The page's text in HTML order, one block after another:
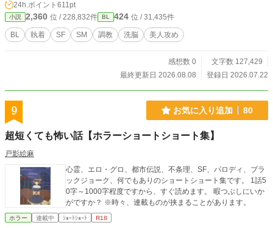
✩.*˚登場人物✩.*˚ マイト・エブラハム 23歳 身長186cm 金髪
にダークブルーの瞳を持つ青年。 快活で豪胆な性格の宇宙海
賊。若くして名門海賊団《エブラハム・ロジャー》の船長を
継ぎ、仲間たちから厚い信頼を集めている。 歴史ある海賊団
（？）を持つ、美貌の謎多き男。 片目を黒い布で覆い、《ブ
ラック・シールド》と呼ばれる無敵の海賊団を率いる船長。
ー》を執拗に追い続けているが、その目的は誰にも分かって
8/12073400
24h.ポイント 611pt
小説 2,360 位 / 228,832件 BL 424 位 / 31,435件
BL 執着 SF SM 調教 洗脳 美人攻め
感想数 0
文字数 127,429
最終更新日 2026.08.08
登録日 2026.07.22
9 お気に入り追加 80
超短くても怖い話【ホラーショートショート集】
戸影絵麻
心霊、エロ・グロ、都市伝説、不条理、SF、パロディ、ブラ
ックジョーク、何でもありのショートショート集です。 1話5
0字～1000字程度ですから、すぐ読めます。 暇つぶしにいか
がですか？ ※時々、連載ものが挟まることがあります。
ホラー 連載中 ｼｮｰﾄｼｮｰﾄ R18